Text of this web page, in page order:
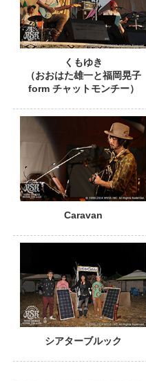
くもゆき
（おおはた雄一と福岡晃子
form チャットモンチー）
Caravan
PHOTO
シアターブルック